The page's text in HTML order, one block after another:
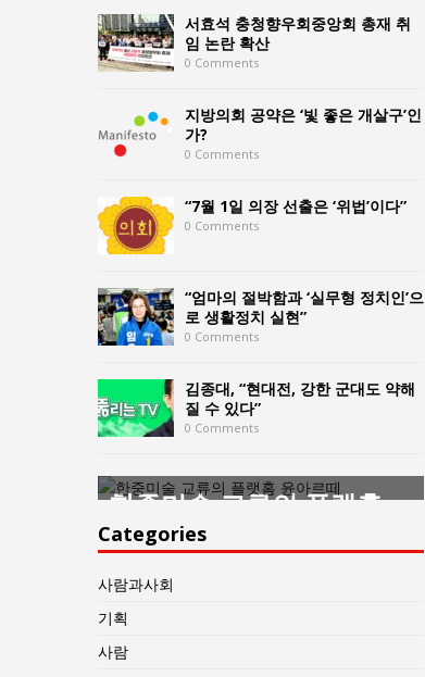
서효석 충청향우회중앙회 총재 취
임 논란 확산
0 Comments
지방의회 공약은 ‘빛 좋은 개살구’인
가?
0 Comments
“7월 1일 의장 선출은 ‘위법’이다”
0 Comments
“엄마의 절박함과 ‘실무형 정치인’으
로 생활정치 실현”
0 Comments
김종대, “현대전, 강한 군대도 약해
질 수 있다”
0 Comments
한중미술 교류의 플랫홈
윤아르떼
Categories
사람과사회
기획
사람